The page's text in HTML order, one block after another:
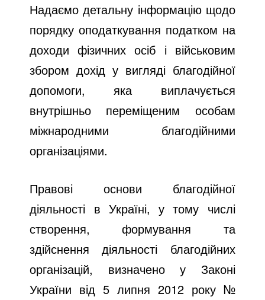
Надаємо детальну інформацію щодо
порядку оподаткування податком на
доходи фізичних осіб і військовим
збором дохід у вигляді благодійної
допомоги, яка виплачується
внутрішньо переміщеним особам
міжнародними благодійними
організаціями.
Правові основи благодійної
діяльності в Україні, у тому числі
створення, формування та
здійснення діяльності благодійних
організацій, визначено у Законі
України від 5 липня 2012 року №